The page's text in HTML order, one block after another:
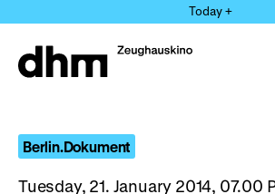
directly
the
Today +
Berlin.Dokument
Tuesday, 21. January 2014, 07.00